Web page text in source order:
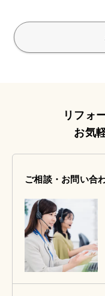
リフォ
お気
ご相談・お問い合